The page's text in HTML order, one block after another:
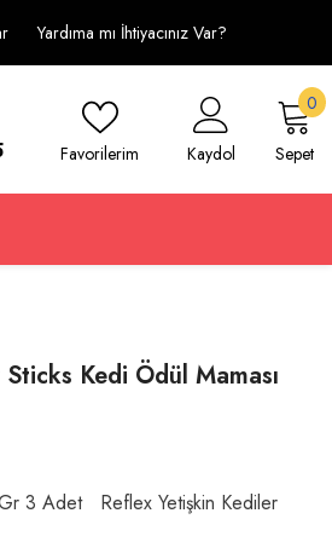
Yardıma mı İhtiyacınız Var?
Favorilerim Kaydol Sepet
00
Kedi Ödül Maması
3 Adet Reflex Yetişkin Kediler